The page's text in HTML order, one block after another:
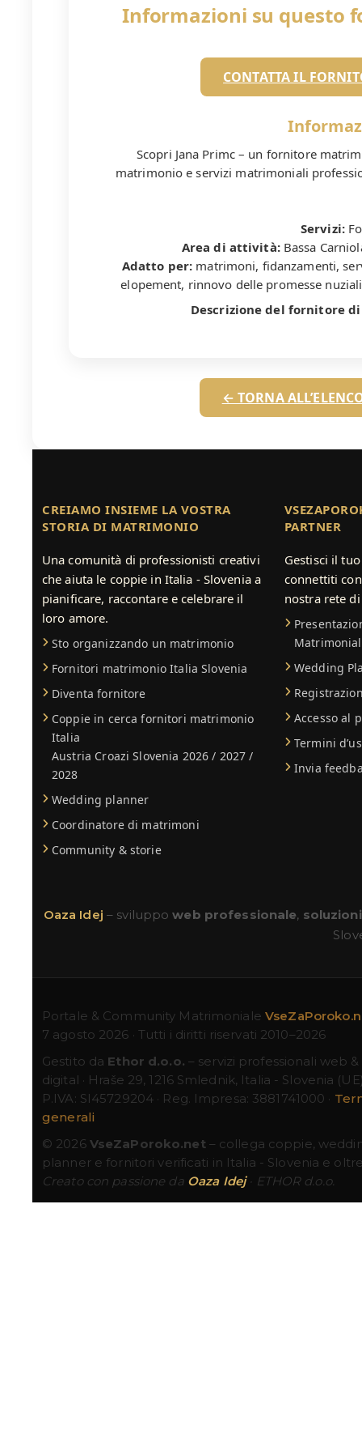
Informazioni su questo
CONTATTA IL
Scopri Jana Primc – un fornitore
matrimonio e servizi matrimoniali
Servizi:
Area di attività:Bassa
Adatto per: matrimoni, fidanzamenti,
elopement, rinnovo delle promesse
Descrizione del fornitore
← TORNA
CREIAMO INSIEME LA VOSTRA
STORIA DI MATRIMONIO
Una comunità di professionisti creativi
che aiuta le coppie in Italia - Slovenia a
pianificare, raccontare e celebrare il
loro amore.
Sto organizzando un matrimonio
Fornitori matrimonio Italia Slovenia
Diventa fornitore
Coppie in cerca fornitori matrimonio
Italia
Austria Croazi Slovenia 2026 / 2027 /
2028
Wedding planner
Coordinatore di matrimoni
Community & storie
PARTNER
Gestisci il
connettiti
nostra rete
Wedding
Accesso al
Termini
Invia
Oaza Idej– sviluppoweb professionale,
Portale & Community Matrimoniale
7 agosto 2026 · Tutti i diritti riservati 2010–2026
Gestito da Ethor d.o.o. – servizi professionali web &
digital · Hraše 29, 1216 Smlednik, Italia - Slovenia (UE)
P.IVA: SI45729204 · Reg. Impresa: 3881741000 ·
generali
© 2026 VseZaPoroko.net– collega coppie,
planner e fornitori verificati in Italia - Slovenia e
Creato con passione da Oaza Idej · ETHOR d.o.o.